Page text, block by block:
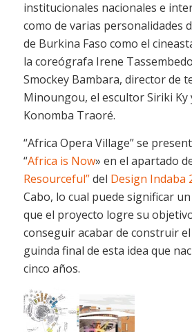
institucionales nacionales e
como de varias personalidades
de Burkina Faso como el
la coreógrafa Irene
Smockey Bambara, director de
Minoungou, el escultor Siriki Ky
Konomba Traoré.
“Africa Opera Village” se
“Africa is Now» en el apartado
Resourceful”del Design Indaba
Cabo, lo cual puede significar
que el proyecto logre su
conseguir acabar de construir
guinda final de esta idea que
cinco años.